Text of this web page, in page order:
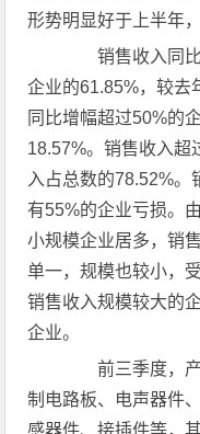
形势明显好于上半年
销售收入同比
企业的61.85%，较去
同比增幅超过50%的
18.57%。销售收入超
入占总数的78.52%。
有55%的企业亏损。
小规模企业居多，销
单一，规模也较小，
销售收入规模较大的
企业。
前三季度，产
制电路板、电声器件
感器件、接插件等，